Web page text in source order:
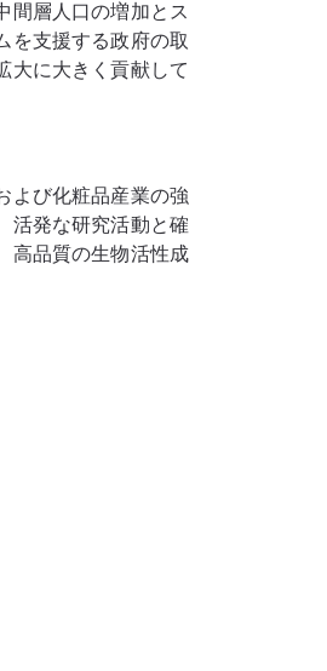
間層人口の増加とス
を支援する政府の取
大に大きく貢献して
よび化粧品産業の強
活発な研究活動と確
高品質の生物活性成